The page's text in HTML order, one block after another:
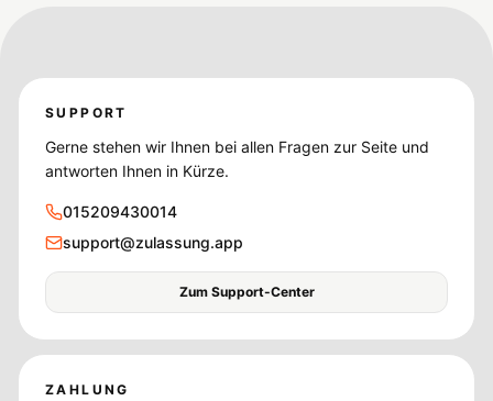
SUPPORT
Gerne stehen wir Ihnen bei allen Fragen zur Seite und
antworten Ihnen in Kürze.
015209430014
support@zulassung.app
Zum Support-Center
ZAHLUNG